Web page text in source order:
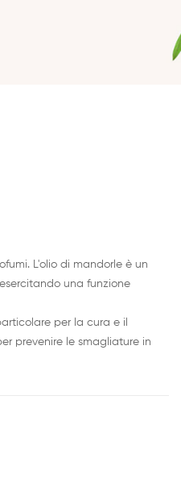
L'olio di mandorle è un
una funzione
per la cura e il
prevenire le smagliature in